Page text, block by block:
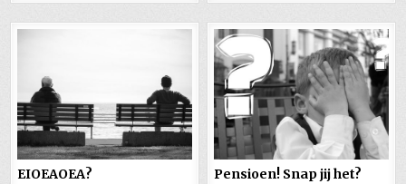
EIOEAOEA? Pensioen! Snap jij het?